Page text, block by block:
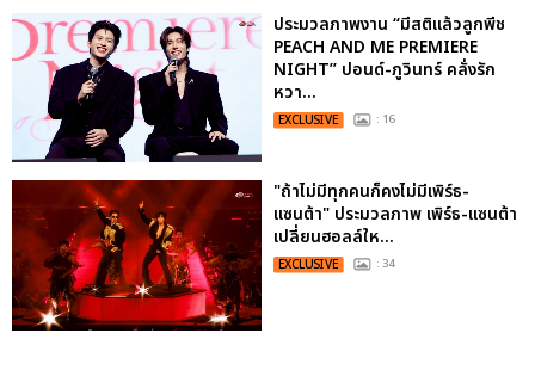
ประมวลภาพงาน “มีสติแล้วลูกพีช
PEACH AND ME PREMIERE
NIGHT” ปอนด์-ภูวินทร์ คลั่งรัก
หวา...
EXCLUSIVE : 16
"ถ้าไม่มีทุกคนก็คงไม่มีเพิร์ธ-
แซนต้า" ประมวลภาพ เพิร์ธ-แซนต้า
เปลี่ยนฮอลล์ให...
EXCLUSIVE : 34